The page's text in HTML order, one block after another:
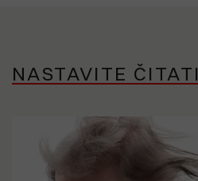
NASTAVITE ČITATI